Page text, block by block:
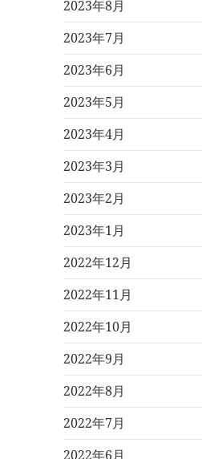
2023年8月
2023年7月
2023年6月
2023年5月
2023年4月
2023年3月
2023年2月
2023年1月
2022年12月
2022年11月
2022年10月
2022年9月
2022年8月
2022年7月
2022年6月